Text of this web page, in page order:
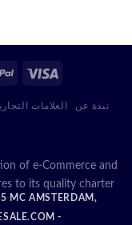
نبذة عن العلامات
of e-Commerce and
to its quality charter.
MC AMSTERDAM,
- HTTPS://REFRIGERANT-WHOLESALE.COM -